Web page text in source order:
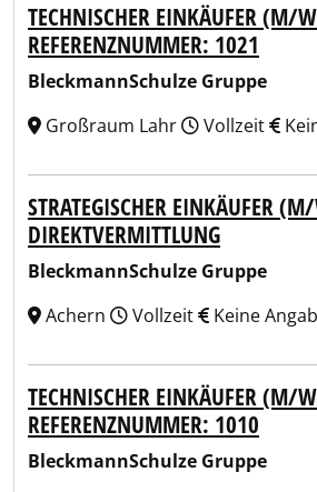
TECHNISCHER EINKÄUFER (M/
REFERENZNUMMER: 1021
BleckmannSchulze Gruppe
Großraum Lahr
Vollzeit
STRATEGISCHER EINKÄUFER
DIREKTVERMITTLUNG
BleckmannSchulze Gruppe
Achern
Vollzeit Keine
TECHNISCHER EINKÄUFER (M/
REFERENZNUMMER: 1010
BleckmannSchulze Gruppe